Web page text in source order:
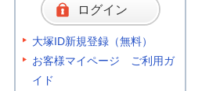
ログイン
大塚ID新規登録（無料）
お客様マイページ ご利用ガ
イド